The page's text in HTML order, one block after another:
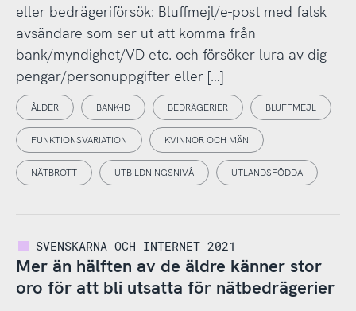
eller bedrägeriförsök: Bluffmejl/e-post med falsk
avsändare som ser ut att komma från
bank/myndighet/VD etc. och försöker lura av dig
pengar/personuppgifter eller […]
ÅLDER BANK-ID BEDRÄGERIER BLUFFMEJL
FUNKTIONSVARIATION KVINNOR OCH MÄN
NÄTBROTT UTBILDNINGSNIVÅ UTLANDSFÖDDA
SVENSKARNA OCH INTERNET 2021
Mer än hälften av de äldre känner stor
oro för att bli utsatta för nätbedrägerier